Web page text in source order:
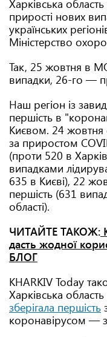
Харківська
прирості нових
українських
Міністерство
Так, 25 жовтня в
випадки, 26-го —
Наш регіон із
першість в
Києвом. 24 жовтня
за приростом
(проти 520 в
випадками
635 в Києві), 22
першість (631
області).
ЧИТАЙТЕ ТАКОЖ:
дасть жодної
БЛОГ
KHARKIV Today
Харківська
зберігала першість
коронавірусом —